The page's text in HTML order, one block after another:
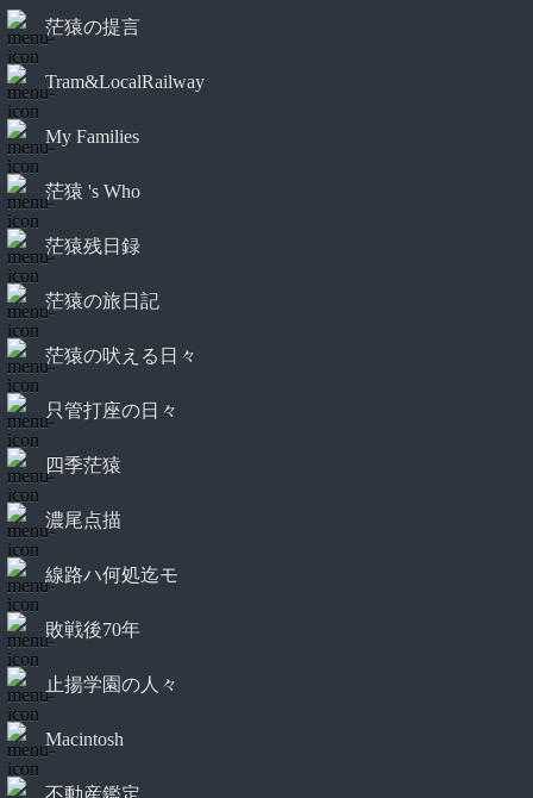
茫猿の提言
Tram&LocalRailway
My Families
茫猿 's Who
茫猿残日録
茫猿の旅日記
茫猿の吠える日々
只管打座の日々
四季茫猿
濃尾点描
線路ハ何処迄モ
敗戦後70年
止揚学園の人々
Macintosh
不動産鑑定